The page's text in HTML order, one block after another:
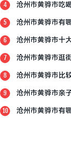
4 沧州市黄骅市吃
5
沧州市黄骅市有
6 沧州市黄骅市十
7 沧州市黄骅市逛
8
沧州市黄骅市比
9 沧州市黄骅市亲
10 沧州市黄骅市有